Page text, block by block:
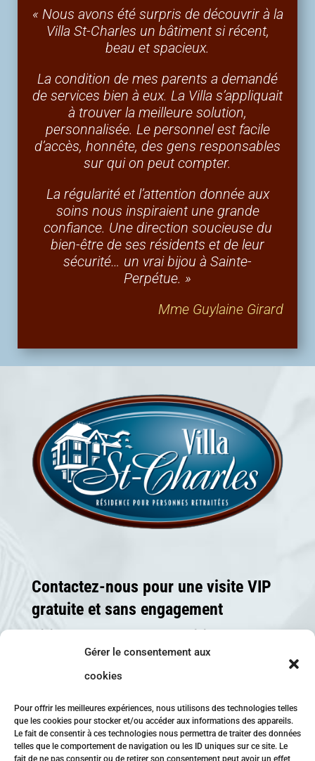
Gérer le consentement aux
cookies
Pour offrir les meilleures expériences, nous utilisons des technologies telles
que les cookies pour stocker et/ou accéder aux informations des appareils.
Le fait de consentir à ces technologies nous permettra de traiter des données
telles que le comportement de navigation ou les ID uniques sur ce site. Le
fait de ne pas consentir ou de retirer son consentement peut avoir un effet
« Nous avons été surpris de découvrir à la
Villa St-Charles un bâtiment si récent,
beau et spacieux.
La condition de mes parents a demandé
de services bien à eux. La Villa s’appliquait
à trouver la meilleure solution,
personnalisée. Le personnel est facile
d’accès, honnête, des gens responsables
sur qui on peut compter.
La régularité et l’attention donnée aux
soins nous inspiraient une grande
confiance. Une direction soucieuse du
bien-être de ses résidents et de leur
sécurité… un vrai bijou à Sainte-
Perpétue. »
Mme Guylaine Girard
Contactez-nous pour une visite VIP
gratuite et sans engagement
336-6633
1R0
VISITEZ NOTRE PAGE FACEBOOK EN
CLIQUANT ICI!